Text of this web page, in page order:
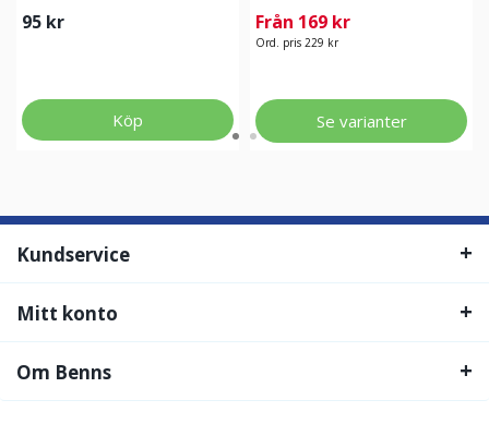
95 kr
Köp
Från 169 kr
Ord. pris 229 kr
Se varianter
Kundservice
Mitt konto
Om Benns